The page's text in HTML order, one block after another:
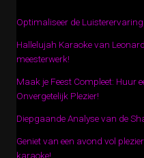
Optimaliseer de
Hallelujah Karaoke van
meesterwerk!
Maak je Feest Compleet: Huur
Onvergetelijk Plezier!
Diepgaande Analyse van de
Geniet van een avond vol
karaoke!